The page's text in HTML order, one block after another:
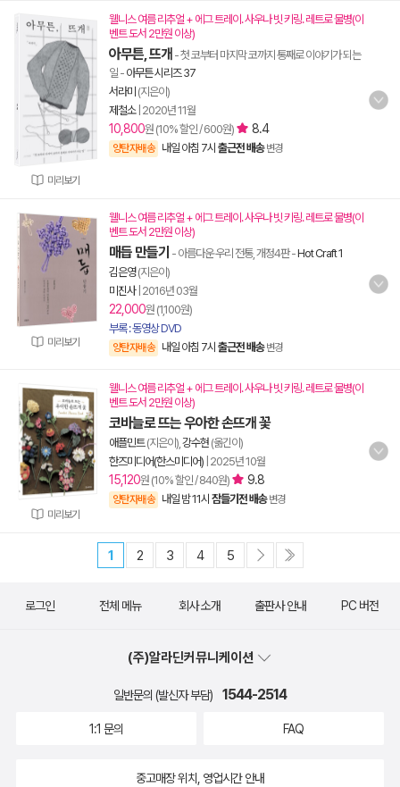
미리보기
웰니스 여름 리추얼 + 에그 트레이. 사우나 빗 키링. 레트로 물병(이
벤트 도서 2만원 이상)
아무튼, 뜨개 - 첫 코부터 마지막 코까지 통째로 이야기가 되는
일 - 아무튼 시리즈 37
서라미 (지은이)
제철소| 2020년 11월
10,800원 (10% 할인 / 600원) 8.4
양탄자배송 내일 아침 7시 출근전 배송 변경
미리보기
웰니스 여름 리추얼 + 에그 트레이. 사우나 빗 키링. 레트로 물병(이
벤트 도서 2만원 이상)
매듭 만들기 - 아름다운 우리 전통, 개정4판-Hot Craft 1
김은영(지은이)
미진사| 2016년 03월
22,000원 (1,100원)
부록 : 동영상 DVD
양탄자배송 내일 아침 7시 출근전 배송 변경
미리보기
웰니스 여름 리추얼 + 에그 트레이. 사우나 빗 키링. 레트로 물병(이
벤트 도서 2만원 이상)
코바늘로 뜨는 우아한 손뜨개 꽃
애플민트(지은이), 강수현 (옮긴이)
한즈미디어(한스미디어) 2025년 10월
15,120원 (10% 할인 / 840원) 9.8
양탄자배송 내일 밤 11시 잠들기전 배송 변경
1 2 3 4 5
로그인 전체 메뉴 회사 소개 출판사 안내 PC 버전
(주)알라딘커뮤니케이션
일반문의 (발신자 부담) 1544-2514
1:1 문의 FAQ
중고매장 위치, 영업시간 안내